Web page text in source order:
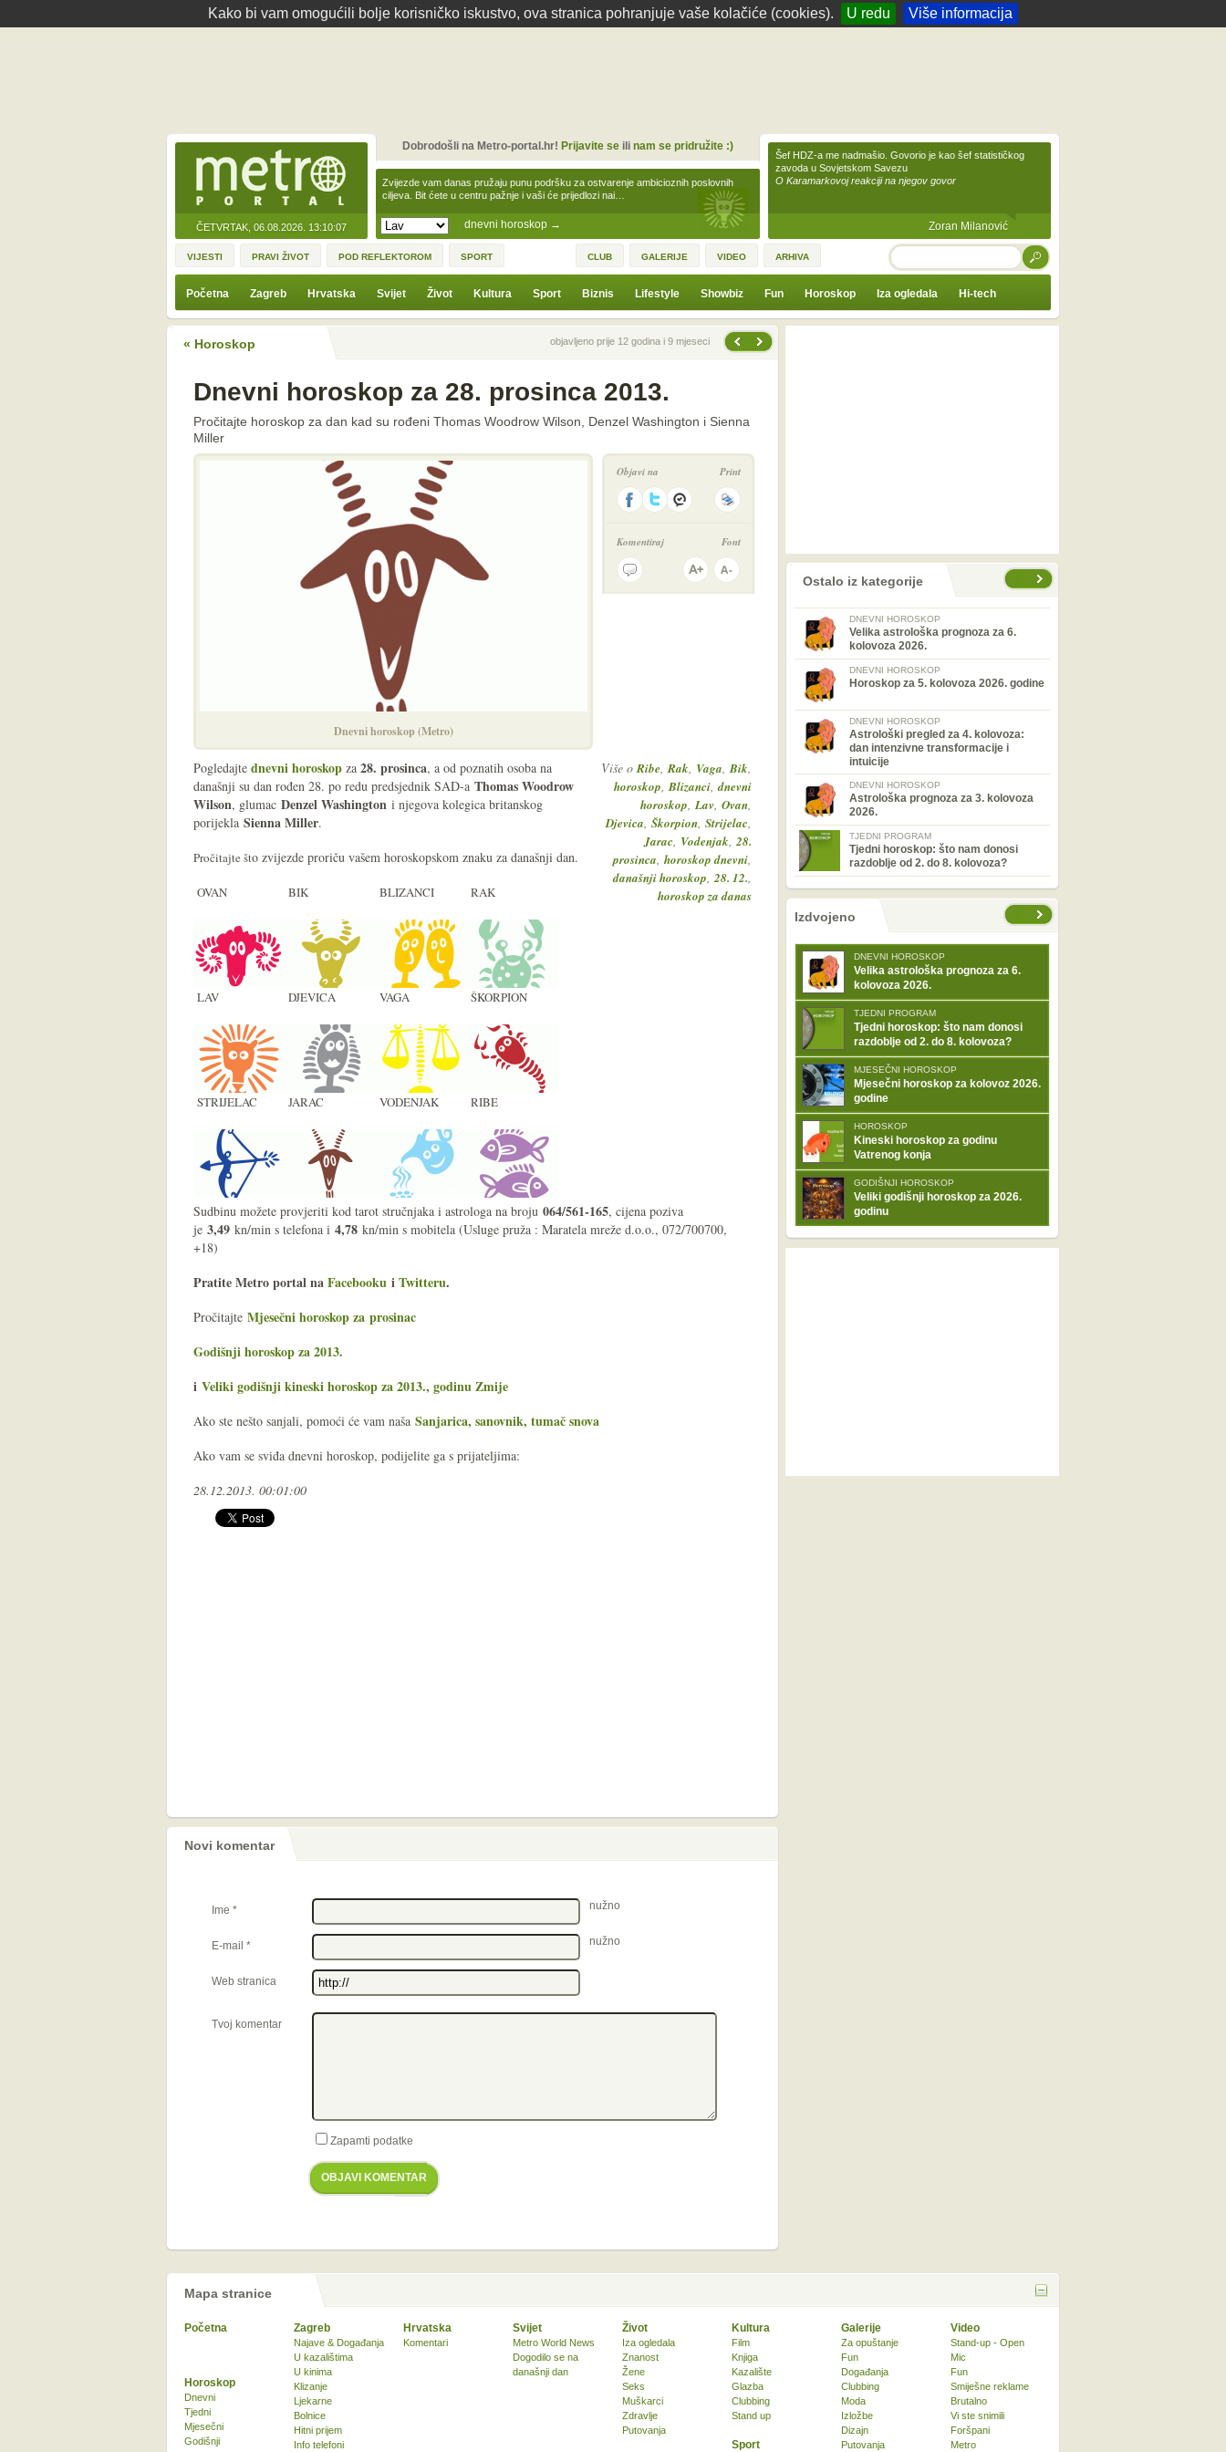
Kako bi vam omogućili bolje korisničko iskustvo, ova stranica pohranjuje vaše kolačiće (cookies). U redu Više informacija
ČETVRTAK, 06.08.2026. 13:10:07 dnevni horoskop →
Zvijezde vam danas pružaju punu podršku za ostvarenje ambicioznih poslovnih
ciljeva. Bit ćete u centru pažnje i vaši će prijedlozi nai…
Dobrodošli na Metro-portal.hr! Prijavite seili nam se pridružite :)
Šef HDZ-a me nadmašio. Govorio je kao šef statističkog
zavoda u Sovjetskom Savezu
O Karamarkovoj reakciji na njegov govor
Zoran Milanović
VIJESTI PRAVI ŽIVOT POD REFLEKTOROM SPORT CLUB GALERIJE VIDEO ARHIVA TRAŽI
Početna Zagreb Hrvatska Svijet Život Kultura Sport Biznis Lifestyle Showbiz Fun Horoskop Iza ogledala Hi-tech
« Horoskop Prethodna vijestobjavljeno prije 12 godina i 9 mjeseci
Dnevni horoskop za 28. prosinca 2013.
Pročitajte horoskop za dan kad su rođeni Thomas Woodrow Wilson, Denzel Washington i Sienna
Miller
Dnevni horoskop (Metro)
Objavi na Print
Komentiraj Font
Više oRibe,Rak, Vaga,Bik,
horoskop,Blizanci,dnevni
horoskop,Lav, Ovan,
Djevica, Škorpion, Strijelac,
Jarac, Vodenjak,28.
prosinca, horoskop dnevni,
današnji horoskop,28. 12.,
horoskop za danas
Pogledajte dnevni horoskop za 28. prosinca, a od poznatih osoba na
današnji su dan rođen 28. po redu predsjednik SAD-a Thomas Woodrow
Wilson, glumac Denzel Washington i njegova kolegica britanskog
porijekla Sienna Miller.
Pročitajte što zvijezde proriču vašem horoskopskom znaku za današnji dan.
OVAN BIK BLIZANCI RAK
LAV DJEVICA VAGA ŠKORPION
STRIJELAC JARAC VODENJAK RIBE
Sudbinu možete provjeriti kod tarot stručnjaka i astrologa na broju 064/561-165, cijena poziva
je 3,49 kn/min s telefona i 4,78 kn/min s mobitela (Usluge pruža : Maratela mreže d.o.o., 072/700700,
+18)
Pratite Metro portal naFacebooku iTwitteru.
Pročitajte Mjesečni horoskop za prosinac
Godišnji horoskop za 2013.
i Veliki godišnji kineski horoskop za 2013., godinu Zmije
Ako ste nešto sanjali, pomoći će vam naša Sanjarica, sanovnik, tumač snova
Ako vam se sviđa dnevni horoskop, podijelite ga s prijateljima:
28.12.2013. 00:01:00
Novi komentar
Ime * nužno
E-mail * nužno
Web stranica
Tvoj komentar
Zapamti podatke
OBJAVI KOMENTAR
prethodno Ostalo iz kategorije
DNEVNI HOROSKOP
Velika astrološka prognoza za 6.
kolovoza 2026.
DNEVNI HOROSKOP
Horoskop za 5. kolovoza 2026. godine
DNEVNI HOROSKOP
Astrološki pregled za 4. kolovoza:
dan intenzivne transformacije i
intuicije
DNEVNI HOROSKOP
Astrološka prognoza za 3. kolovoza
2026.
TJEDNI PROGRAM
Tjedni horoskop: što nam donosi
razdoblje od 2. do 8. kolovoza?
nema prethodne stranice
sljedećeIzdvojeno
DNEVNI HOROSKOP
Velika astrološka prognoza za 6.
kolovoza 2026.
TJEDNI PROGRAM
Tjedni horoskop: što nam donosi
razdoblje od 2. do 8. kolovoza?
MJESEČNI HOROSKOP
Mjesečni horoskop za kolovoz 2026.
godine
HOROSKOP
Kineski horoskop za godinu
Vatrenog konja
GODIŠNJI HOROSKOP
Veliki godišnji horoskop za 2026.
godinu
Mapa stranice
Početna Zagreb
Najave & Događanja
U kazalištima
U kinima
Klizanje
Ljekarne
Bolnice
Hitni prijem
Info telefoni
Hrvatska
Komentari
Svijet
Metro World News
Dogodilo se na
današnji dan
Život
Iza ogledala
Znanost
Žene
Seks
Muškarci
Zdravlje
Putovanja
Kultura
Film
Knjiga
Kazalište
Glazba
Clubbing
Stand up
Sport
Horoskop
Dnevni
Tjedni
Mjesečni
Godišnji
Galerije
Za opuštanje
Fun
Događanja
Clubbing
Moda
Izložbe
Dizajn
Putovanja
Video
Stand-up - Open
Mic
Fun
Smiješne reklame
Brutalno
Vi ste snimili
Foršpani
Metro